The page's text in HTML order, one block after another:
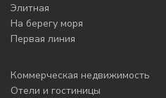
Элитная
На берегу моря
Первая линия
Коммерческая недвижимость
Отели и гостиницы